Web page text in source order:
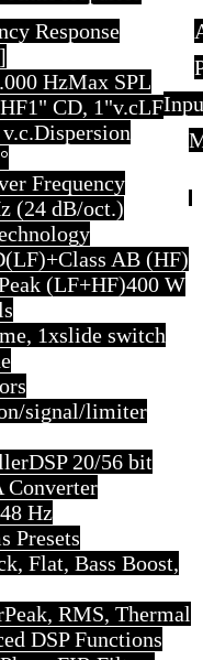
Response
HzMax SPL
HF1" CD, 1"v.cLF
Dispersion
Frequency
(24 dB/oct.)
AB (HF)
(LF+HF)400 W
1xslide switch
signal/limiter
DSP 20/56 bit
Converter
Hz
Presets
Flat, Bass Boost,
Peak, RMS, Thermal
DSP Functions